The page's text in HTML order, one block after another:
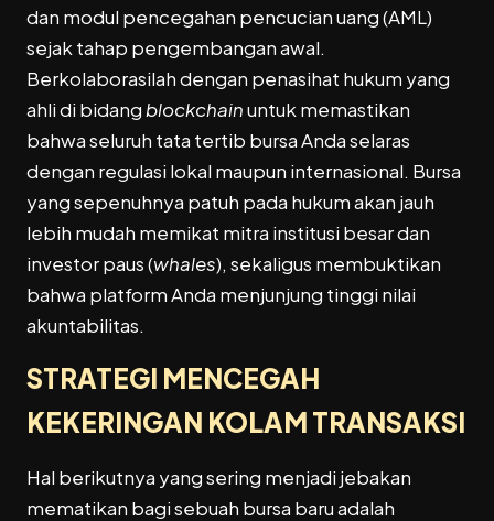
dan modul pencegahan pencucian uang (AML)
sejak tahap pengembangan awal.
Berkolaborasilah dengan penasihat hukum yang
ahli di bidang blockchainuntuk memastikan
bahwa seluruh tata tertib bursa Anda selaras
dengan regulasi lokal maupun internasional. Bursa
yang sepenuhnya patuh pada hukum akan jauh
lebih mudah memikat mitra institusi besar dan
investor paus (whales), sekaligus membuktikan
bahwa platform Anda menjunjung tinggi nilai
akuntabilitas.
STRATEGI MENCEGAH
KEKERINGAN KOLAM TRANSAKSI
Hal berikutnya yang sering menjadi jebakan
mematikan bagi sebuah bursa baru adalah